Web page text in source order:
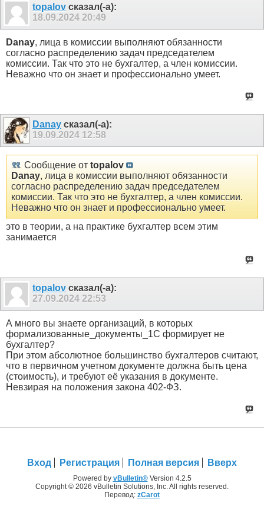
topalov сказал(-а):
18.09.2024 20:49
Danay, лица в комиссии выполняют обязанности
согласно распределению задач председателем
комиссии. Так что это не бухгалтер, а член комиссии.
Неважно что он знает и профессионально умеет.
Danay сказал(-а):
19.09.2024 12:58
Сообщение от topalov
Danay, лица в комиссии выполняют обязанности
согласно распределению задач председателем
комиссии. Так что это не бухгалтер, а член комиссии.
Неважно что он знает и профессионально умеет.
это в теории, а на практике бухгалтер всем этим
занимается
topalov сказал(-а):
27.09.2024 22:53
А много вы знаете организаций, в которых
формализованные_документы_1С формирует не
бухгалтер?
При этом абсолютное большинство бухгалтеров считают,
что в первичном учетном документе должна быть цена
(стоимость), и требуют её указания в документе.
Невзирая на положения закона 402-ФЗ.
Вход Регистрация Полная версия Вверх
Powered by vBulletin®Version 4.2.5
Copyright © 2026 vBulletin Solutions, Inc. All rights reserved.
Перевод: zCarot